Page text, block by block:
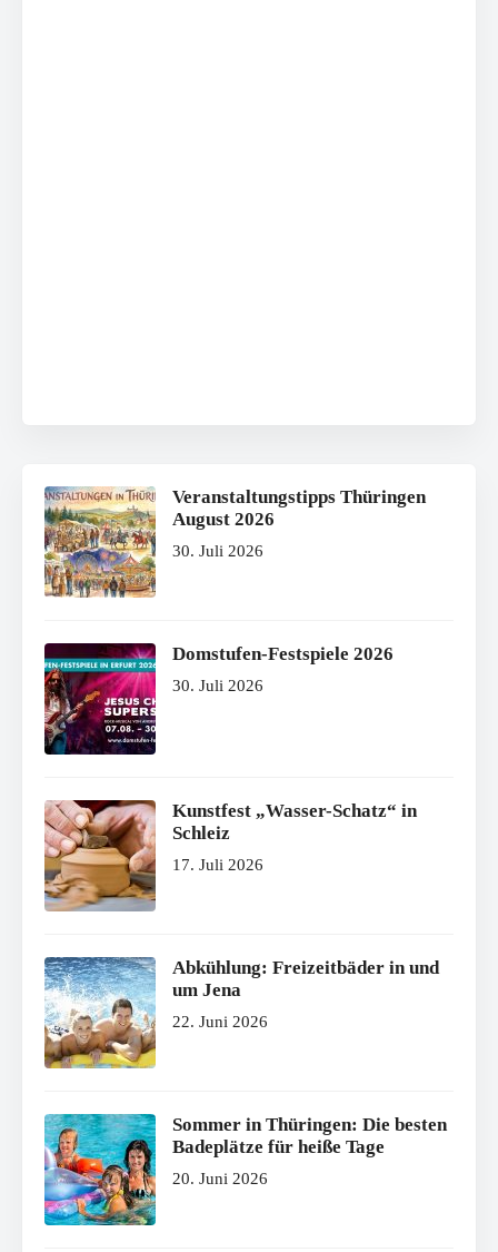
Veranstaltungstipps Thüringen
August 2026
30. Juli 2026
Domstufen-Festspiele 2026
30. Juli 2026
Kunstfest „Wasser-Schatz“ in
Schleiz
17. Juli 2026
Abkühlung: Freizeitbäder in und
um Jena
22. Juni 2026
Sommer in Thüringen: Die besten
Badeplätze für heiße Tage
20. Juni 2026